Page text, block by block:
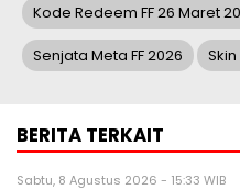
Kode Redeem FF 26 Maret
Senjata Meta FF 2026
BERITA TERKAIT
Sabtu, 8 Agustus 2026 - 15:33 WIB